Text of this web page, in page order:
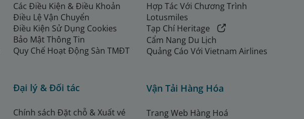
Các Điều Kiện & Điều Khoản
Điều Lệ Vận Chuyển
Điều Kiện Sử Dụng Cookies
Bảo Mật Thông Tin
Quy Chế Hoạt Động Sàn TMĐT
Đại lý & Đối tác
Chính sách Đặt chỗ & Xuất vé
Hợp Tác Với Chương Trình
Lotusmiles
Tạp Chí Heritage
Cẩm Nang Du Lịch
Quảng Cáo Với Vietnam Airlines
Vận Tải Hàng Hóa
Trang Web Hàng Hoá